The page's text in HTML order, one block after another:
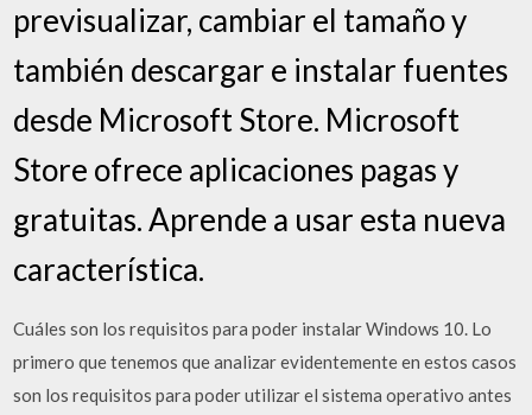
previsualizar, cambiar el tamaño y
también descargar e instalar fuentes
desde Microsoft Store. Microsoft
Store ofrece aplicaciones pagas y
gratuitas. Aprende a usar esta nueva
característica.
Cuáles son los requisitos para poder instalar Windows 10. Lo
primero que tenemos que analizar evidentemente en estos casos
son los requisitos para poder utilizar el sistema operativo antes